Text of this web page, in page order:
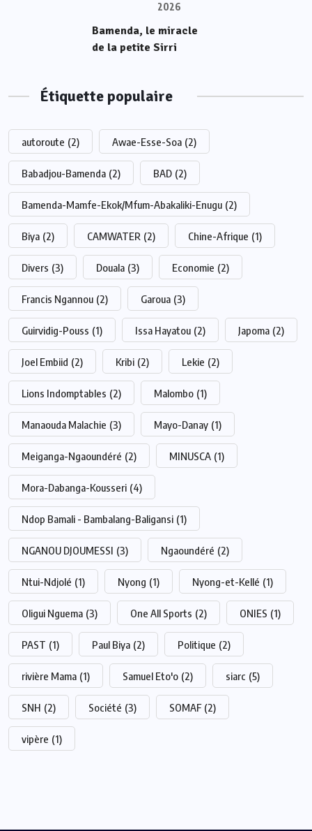
2026
Bamenda, le miracle
de la petite Sirri
Étiquette populaire
autoroute (2) Awae-Esse-Soa (2)
Babadjou-Bamenda (2) BAD (2)
Bamenda-Mamfe-Ekok/Mfum-Abakaliki-Enugu (2)
Biya (2) CAMWATER (2) Chine-Afrique (1)
Divers (3) Douala (3) Economie (2)
Francis Ngannou (2) Garoua (3)
Guirvidig-Pouss (1) Issa Hayatou (2) Japoma (2)
Joel Embiid (2) Kribi (2) Lekie (2)
Lions Indomptables (2) Malombo (1)
Manaouda Malachie (3) Mayo-Danay (1)
Meiganga-Ngaoundéré (2) MINUSCA (1)
Mora-Dabanga-Kousseri (4)
Ndop Bamali - Bambalang-Baligansi (1)
NGANOU DJOUMESSI (3) Ngaoundéré (2)
Ntui-Ndjolé (1) Nyong (1) Nyong-et-Kellé (1)
Oligui Nguema (3) One All Sports (2) ONIES (1)
PAST (1) Paul Biya (2) Politique (2)
rivière Mama (1) Samuel Eto'o (2) siarc (5)
SNH (2) Société (3) SOMAF (2)
vipère (1)